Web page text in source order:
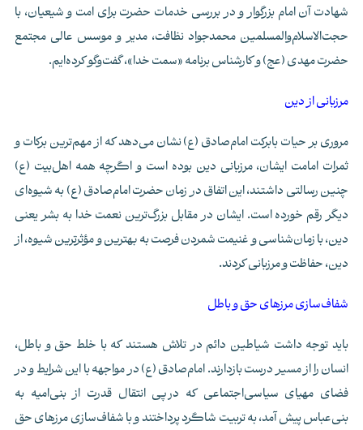
شهادت آن امام بزرگوار و در بررسی خدمات حضرت برای امت و شیعیان، با
حجت‌الاسلام‌والمسلمین محمدجواد نظافت، مدیر و موسس عالی مجتمع
حضرت مهدی (عج) و کارشناس برنامه «سمت خدا»، گفت‌و‌گو کرده‌ایم.
مرزبانی از دین
مروری بر حیات بابرکت امام‌صادق (ع) نشان می‌دهد که از مهم‌ترین برکات و
ثمرات امامت ایشان، مرزبانی دین بوده است و اگرچه همه اهل‌بیت (ع)
چنین رسالتی داشتند، این اتفاق در زمان حضرت امام‌صادق (ع) به شیوه‌ای
دیگر رقم خورده است. ایشان در مقابل بزرگ‌ترین نعمت خدا به بشر یعنی
دین، با زمان‌شناسی و غنیمت شمردن فرصت به بهترین و مؤثرترین شیوه، از
دین، حفاظت و مرزبانی کردند.
شفاف‌سازی مرز‌های حق و باطل
باید توجه داشت شیاطین دائم در تلاش هستند که با خلط حق و باطل،
انسان را از مسیر درست بازدارند. امام‌صادق (ع) در مواجهه با این شرایط و در
فضای مهیای سیاسی‌اجتماعی که درپی انتقال قدرت از بنی‌امیه به
بنی‌عباس پیش آمد، به تربیت شاگرد پرداختند و با شفاف‌سازی مرز‌های حق